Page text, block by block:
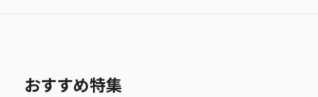
おすすめ特集